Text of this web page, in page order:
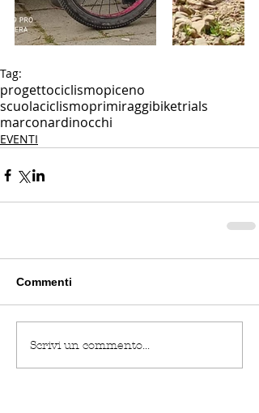
Tag:
progettociclismopiceno
scuolaciclismoprimiraggibiketrials
marconardinocchi
EVENTI
Commenti
Scrivi un commento...